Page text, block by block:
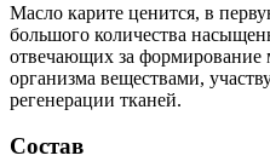
Масло карите ценится, в
большого количества
отвечающих за формирование
организма веществами,
регенерации тканей.
Состав